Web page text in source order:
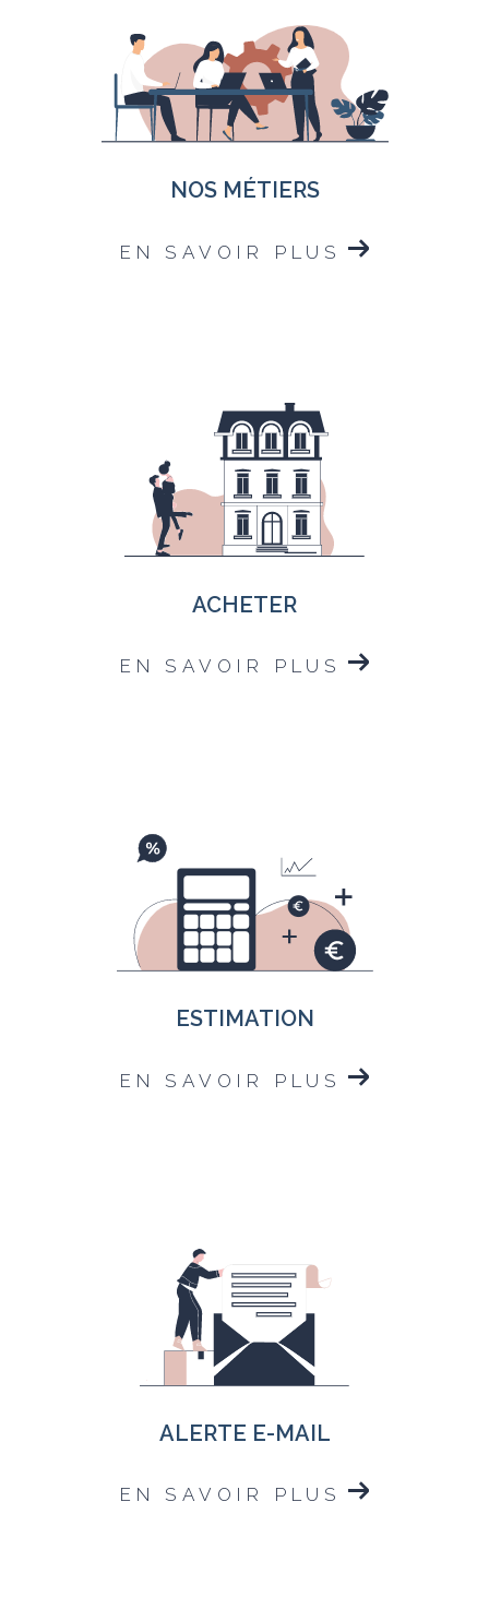
NOS MÉTIERS
EN SAVOIR PLUS
ACHETER
EN SAVOIR PLUS
ESTIMATION
EN SAVOIR PLUS
ALERTE E-MAIL
EN SAVOIR PLUS